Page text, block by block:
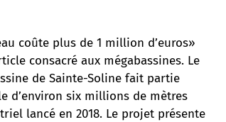
coûte plus de 1 million d’euros»
consacré aux mégabassines. Le
de Sainte-Soline fait partie
d’environ six millions de mètres
lancé en 2018. Le projet présente